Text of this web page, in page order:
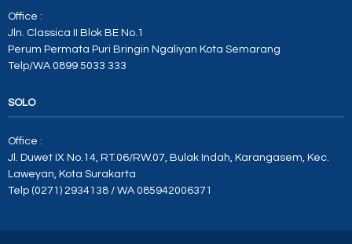
Office :
Jln. Classica II Blok BE No.1
Perum Permata Puri Bringin Ngaliyan Kota Semarang
Telp/WA 0899 5033 333
SOLO
Office :
Jl. Duwet IX No.14, RT.06/RW.07, Bulak Indah, Karangasem, Kec.
Laweyan, Kota Surakarta
Telp (0271) 2934138 / WA 085942006371